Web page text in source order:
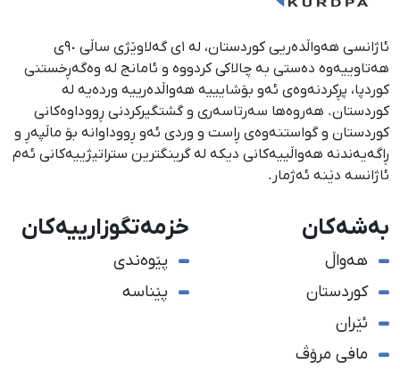
ئاژانسی هەواڵدەریی کوردستان، لە ١ی گەلاوێژی ساڵی ٩٠ی
هەتاوییەوە دەستی بە چالاکی کردووە و ئامانج لە وەگەڕخستنی
كوردپا، پڕكردنەوەی ئەو بۆشایییە هەواڵدەرییە وردەیە لە
كوردستان. هەروەها سەرتاسەری و گشتگیركردنی ڕووداوەكانی
كوردستان و گواستنەوەی ڕاست و وردی ئەو ڕووداوانە بۆ ماڵپەڕ و
ڕاگەیەندنە هەواڵییەكانی دیكە لە گرینگترین ستراتیژییەكانی ئەم
ئاژانسە دێنە ئەژمار.
بەشەکان
هەواڵ
کوردستان
ئێران
مافی مرۆڤ
خزمەتگوزارییەکان
پێوەندی
پێناسە